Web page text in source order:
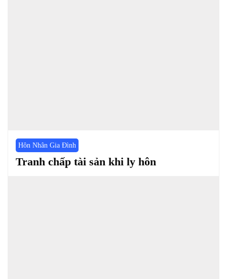
Hôn Nhân Gia Đình
Tranh chấp tài sản khi ly hôn